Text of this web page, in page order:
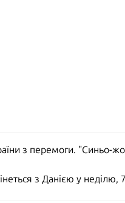
з перемоги. "Синьо-
з Данією у